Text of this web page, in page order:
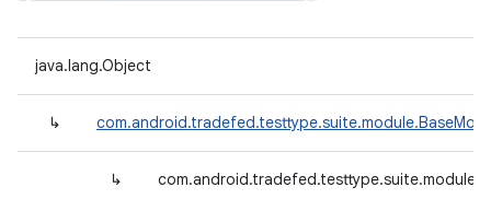
java.lang.Object
↳
↳